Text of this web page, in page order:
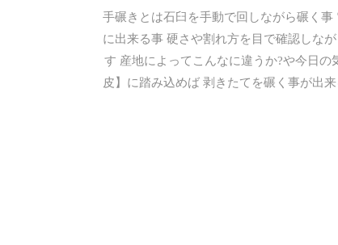
手碾きとは石臼を手動で回しながら碾く
に出来る事 硬さや割れ方を目で確認しな
す 産地によってこんなに違うか?や今日
皮】に踏み込めば 剥きたてを碾く事が出